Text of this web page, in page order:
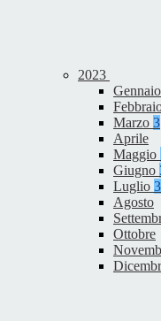
2023
Gennaio
Marzo 3
Aprile
Maggio
Giugno
Luglio 3
Agosto
Ottobre